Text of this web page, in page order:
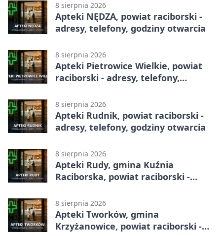
8 sierpnia 2026
Apteki NĘDZA, powiat raciborski -
adresy, telefony, godziny otwarcia
8 sierpnia 2026
Apteki Pietrowice Wielkie, powiat
raciborski - adresy, telefony,
8 sierpnia 2026
Apteki Rudnik, powiat raciborski -
adresy, telefony, godziny otwarcia
8 sierpnia 2026
Apteki Rudy, gmina Kuźnia
Raciborska, powiat raciborski -
8 sierpnia 2026
Apteki Tworków, gmina
Krzyżanowice, powiat raciborski -